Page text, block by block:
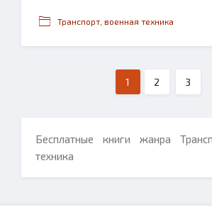
Транспорт, военная техника
1 2 3
Бесплатные книги жанра
техника